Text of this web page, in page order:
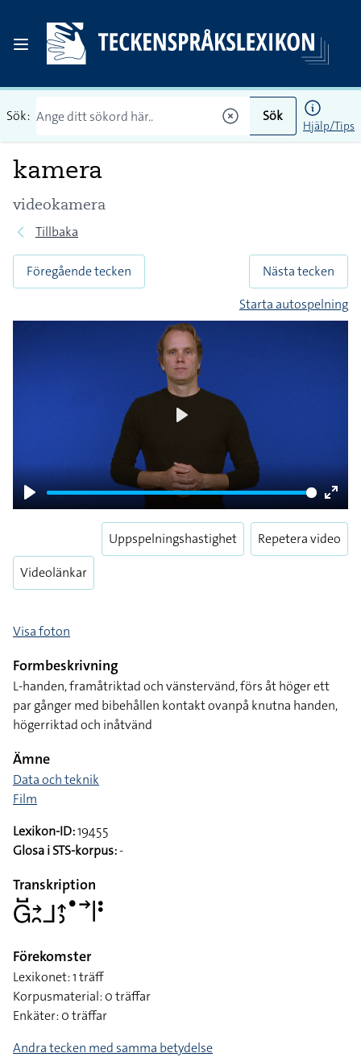
Sök: Sök
Hjälp/Tips
kamera
videokamera
Tillbaka
Föregående tecken
Nästa tecken
Starta autospelning
Play
Enter
Videolänkar
Uppspelningshastighet Repetera video
Visa foton
Formbeskrivning
L-handen, framåtriktad och vänstervänd, förs åt höger ett
par gånger med bibehållen kontakt ovanpå knutna handen,
högerriktad och inåtvänd
Ämne
Data och teknik
Film
Lexikon-ID:19455
Glosa i STS-korpus:-
Transkription
􌤦􌤹􌥔􌥘􌤨􌤴􌤶􌤟􌥣􌥼􌥻
Förekomster
Lexikonet: 1 träff
Korpusmaterial: 0 träffar
Enkäter: 0 träffar
Andra tecken med samma betydelse